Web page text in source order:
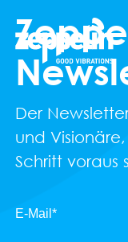
Der
und
Schritt voraus
E-Mail *